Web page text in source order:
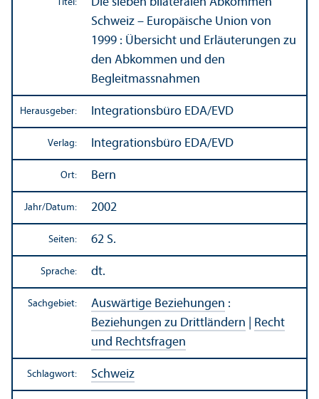
Titel:
Schweiz – Europäische Union von
1999 : Über­sicht und Erläuterungen zu
den Abkommen und den
Begleitmassnahmen
Herausgeber: Integrations­büro EDA/EVD
Verlag: Integrations­büro EDA/EVD
Ort: Bern
Jahr/Datum: 2002
Seiten: 62 S.
Sprache: dt.
Sachgebiet: Auswärtige Beziehungen :
Beziehungen zu Drittländern
Recht
und Rechts­fragen
Schlagwort: Schweiz